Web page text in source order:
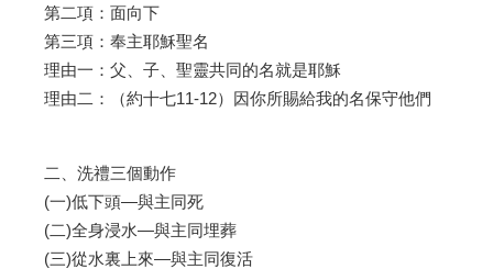
第二項：面向下
第三項：奉主耶穌聖名
理由一：父、子、聖靈共同的名就是耶穌
理由二：（約十七11-12）因你所賜給我的名保守他們
二、洗禮三個動作
(一)低下頭—與主同死
(二)全身浸水—與主同埋葬
(三)從水裏上來—與主同復活